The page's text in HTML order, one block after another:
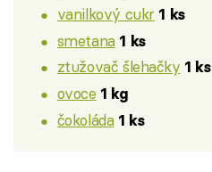
vanilkový cukr 1 ks
smetana 1 ks
ztužovač šlehačky 1 ks
ovoce 1 kg
čokoláda 1 ks